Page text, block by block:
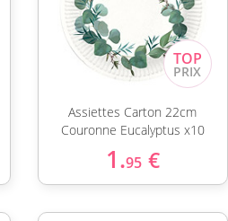
Assiettes Carton 22cm
Couronne Eucalyptus x10
1.95 €